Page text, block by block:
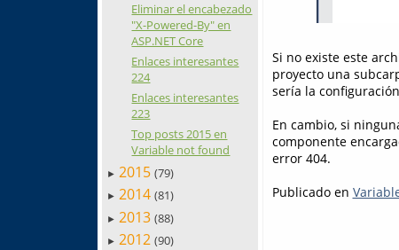
Eliminar el encabezado
"X-Powered-By" en
ASP.NET Core
Enlaces interesantes
224
Enlaces interesantes
223
Top posts 2015 en
Variable not found
► 2015 (79)
► 2014 (81)
► 2013 (88)
► 2012 (90)
Si no existe este
proyecto una
sería la
En cambio, si
componente
error 404.
Publicado en